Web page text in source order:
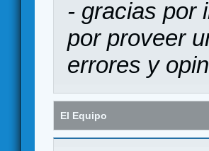
- gracias por
por proveer
errores y
El Equipo